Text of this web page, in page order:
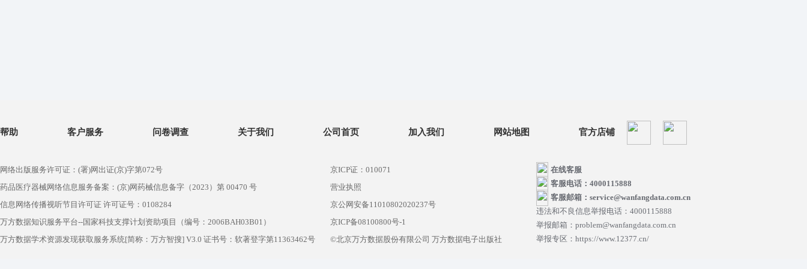
帮助 客户服务 问卷调查 关于我们 公司首页 加入我们 网站地图 官方店铺
网络出版服务许可证：(署)网出证(京)字第072号
药品医疗器械网络信息服务备案：(京)网药械信息备字（2023）第 00470 号
信息网络传播视听节目许可证 许可证号：0108284
万方数据知识服务平台--国家科技支撑计划资助项目（编号：2006BAH03B01）
万方数据学术资源发现获取服务系统[简称：万方智搜] V3.0 证书号：软著登字第11363462号
京ICP证：010071
营业执照
京公网安备11010802020237号
京ICP备08100800号-1
©北京万方数据股份有限公司 万方数据电子出版社
在线客服
客服电话：4000115888
客服邮箱：service@wanfangdata.com.cn
违法和不良信息举报电话：4000115888
举报邮箱：problem@wanfangdata.com.cn
举报专区：https://www.12377.cn/